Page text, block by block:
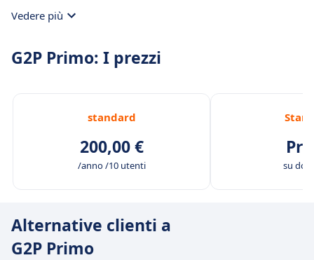
Vedere più
G2P Primo: I prezzi
standard
200,00 €
/anno /10 utenti su
Alternative clienti a
G2P Primo